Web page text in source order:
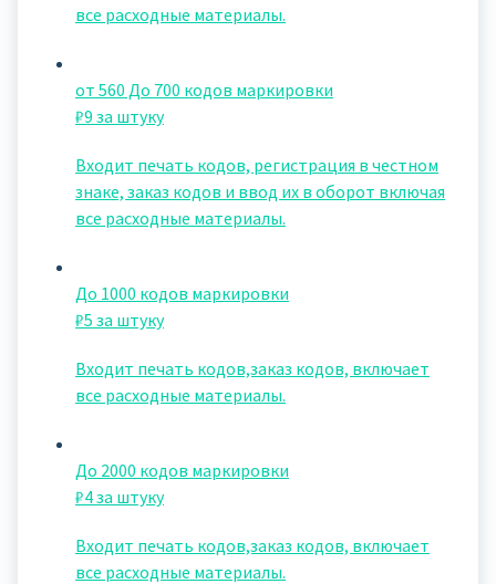
все расходные материалы.
от 560 До 700 кодов маркировки
₽9 за штуку
Входит печать кодов, регистрация в честном
знаке, заказ кодов и ввод их в оборот включая
все расходные материалы.
До 1000 кодов маркировки
₽5 за штуку
Входит печать кодов,заказ кодов, включает
все расходные материалы.
До 2000 кодов маркировки
₽4 за штуку
Входит печать кодов,заказ кодов, включает
все расходные материалы.